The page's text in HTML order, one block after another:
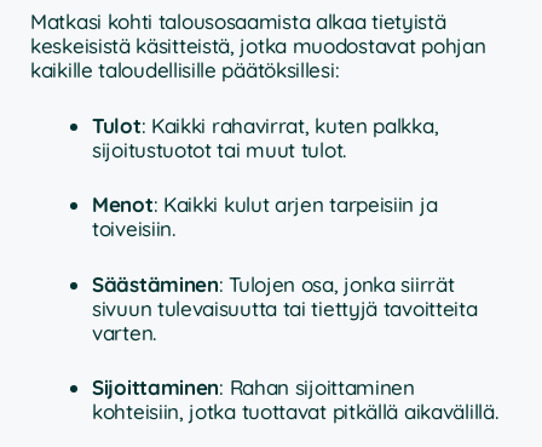
Matkasi kohti talousosaamista alkaa tietyistä
keskeisistä käsitteistä, jotka muodostavat pohjan
kaikille taloudellisille päätöksillesi:
Tulot: Kaikki rahavirrat, kuten palkka,
sijoitustuotot tai muut tulot.
Menot: Kaikki kulut arjen tarpeisiin ja
toiveisiin.
Säästäminen: Tulojen osa, jonka siirrät
sivuun tulevaisuutta tai tiettyjä tavoitteita
varten.
Sijoittaminen: Rahan sijoittaminen
kohteisiin, jotka tuottavat pitkällä aikavälillä.